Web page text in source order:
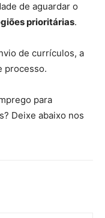
de aguardar o
prioritárias.
de currículos, a
processo.
para
Deixe abaixo nos